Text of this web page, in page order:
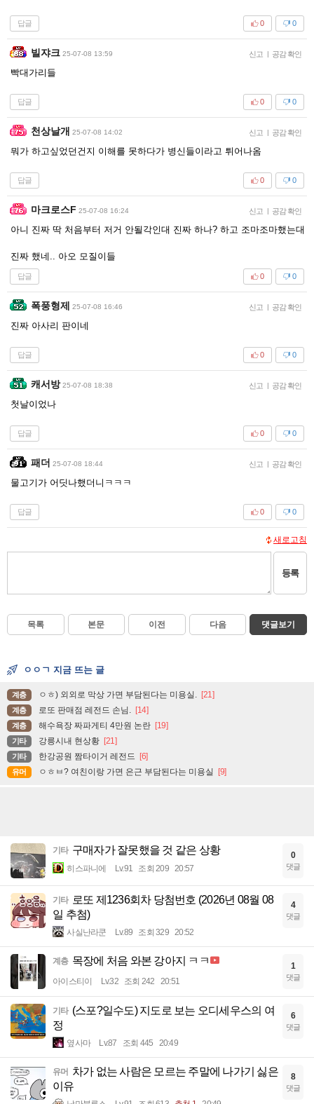
답글 0
0
빌쟈크 25-07-08 13:59 신고 | 공감 확인
빡대가리들
답글 0
0
천상날개 25-07-08 14:02 신고 | 공감 확인
뭐가 하고싶었던건지 이해를 못하다가 병신들이라고 튀어나옴
답글 0
0
마크로스F 25-07-08 16:24 신고 | 공감 확인
아니 진짜 딱 처음부터 저거 안될각인대 진짜 하나? 하고 조마조마했는대
진짜 했네.. 아오 모질이들
답글 0
0
폭풍형제 25-07-08 16:46 신고 | 공감 확인
진짜 아사리 판이네
답글 0
0
캐서방 25-07-08 18:38 신고 | 공감 확인
첫날이었나
답글 0
0
패더 25-07-08 18:44 신고 | 공감 확인
물고기가 어딧나했더니ㅋㅋㅋ
답글 0
0
새로고침
등록
목록 본문 이전 다음 댓글보기
ㅇㅇㄱ 지금 뜨는 글
계층 ㅇㅎ) 외외로 막상 가면 부담된다는 미용실. [21]
계층 로또 판매점 레전드 손님. [14]
계층 해수욕장 짜파게티 4만원 논란 [19]
기타 강릉시내 현상황 [21]
기타 한강공원 짬타이거 레전드 [6]
유머 ㅇㅎㅂ? 여친이랑 가면 은근 부담된다는 미용실 [9]
기타 구매자가 잘못했을 것 같은 상황
히스파니에 Lv.91 조회 209 20:57
0
댓글
기타 로또 제1236회차 당첨번호 (2026년 08월 08
일 추첨)
사실난라쿤 Lv.89 조회 329 20:52
4
댓글
계층 목장에 처음 와본 강아지 ㅋㅋ
아이스티이 Lv.32 조회 242 20:51
1
댓글
기타 (스포?일수도) 지도로 보는 오디세우스의 여
정
옆사마 Lv.87 조회 445 20:49
6
댓글
유머 차가 없는 사람은 모르는 주말에 나가기 싫은
이유
8
댓글